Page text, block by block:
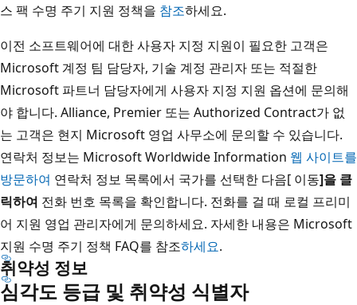
스 팩 수명 주기 지원 정책을 참조하세요.
이전 소프트웨어에 대한 사용자 지정 지원이 필요한 고객은
Microsoft 계정 팀 담당자, 기술 계정 관리자 또는 적절한
Microsoft 파트너 담당자에게 사용자 지정 지원 옵션에 문의해
야 합니다. Alliance, Premier 또는 Authorized Contract가 없
는 고객은 현지 Microsoft 영업 사무소에 문의할 수 있습니다.
연락처 정보는 Microsoft Worldwide Information 웹 사이트를
방문하여 연락처 정보 목록에서 국가를 선택한 다음[ 이동]을 클
릭하여 전화 번호 목록을 확인합니다. 전화를 걸 때 로컬 프리미
어 지원 영업 관리자에게 문의하세요. 자세한 내용은 Microsoft
지원 수명 주기 정책 FAQ를 참조하세요.
취약성 정보
심각도 등급 및 취약성 식별자